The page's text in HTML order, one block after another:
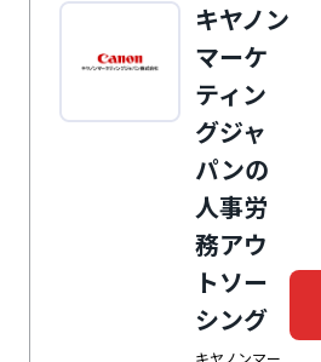
キヤノン
マーケ
ティン
グジャ
パンの
人事労
務アウ
トソー
シング
キヤノンマー